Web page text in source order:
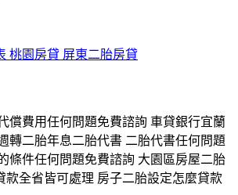
桃園房貸 屏東二胎房貸
償費用任何問題免費諮詢 車貸銀行宜蘭
轉二胎年息二胎代書 二胎代書任何問題
條件任何問題免費諮詢 大園區房屋二胎
款全省皆可處理 房子二胎設定怎麼貸款